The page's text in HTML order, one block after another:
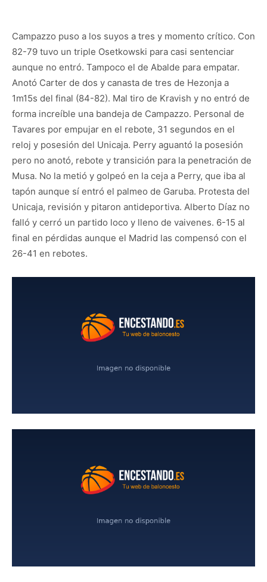
Campazzo puso a los suyos a tres y momento crítico. Con
82-79 tuvo un triple Osetkowski para casi sentenciar
aunque no entró. Tampoco el de Abalde para empatar.
Anotó Carter de dos y canasta de tres de Hezonja a
1m15s del final (84-82). Mal tiro de Kravish y no entró de
forma increíble una bandeja de Campazzo. Personal de
Tavares por empujar en el rebote, 31 segundos en el
reloj y posesión del Unicaja. Perry aguantó la posesión
pero no anotó, rebote y transición para la penetración de
Musa. No la metió y golpeó en la ceja a Perry, que iba al
tapón aunque sí entró el palmeo de Garuba. Protesta del
Unicaja, revisión y pitaron antideportiva. Alberto Díaz no
falló y cerró un partido loco y lleno de vaivenes. 6-15 al
final en pérdidas aunque el Madrid las compensó con el
26-41 en rebotes.